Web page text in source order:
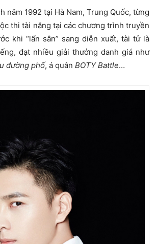
năm 1992 tại Hà Nam, Trung Quốc, từng
thi tài năng tại các chương trình truyền
khi “lấn sân” sang diễn xuất, tài tử là
đạt nhiều giải thưởng danh giá như
đường phố, á quân BOTY Battle…